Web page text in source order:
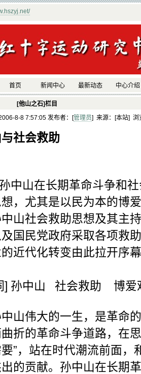
首页 新闻中心 最新动态 中心介绍
[他山之石]栏目
8-8 7:57:05 发布者：[管理员] 来源：[本站] 浏
社会救助
中山在长期革命斗争和
，尤其是以民为本的博
山社会救助思想及其主
国民党政府采取各项救
近代化转变由此拉开序
] 孙中山 社会救助 博爱
伟大的一生，是革命的
折的革命斗争道路，在
”，站在时代潮流前面
的贡献。孙中山在长期